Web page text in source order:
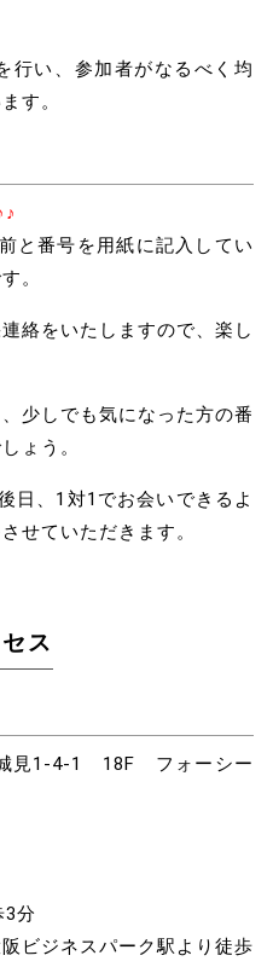
行い、参加者がなるべく均
す。
と番号を用紙に記入してい
。
絡をいたしますので、楽し
少しでも気になった方の番
ょう。
日、1対1でお会いできるよ
せていただきます。
ス
見1-4-1 18F フォーシー
3分
ビジネスパーク駅より徒歩